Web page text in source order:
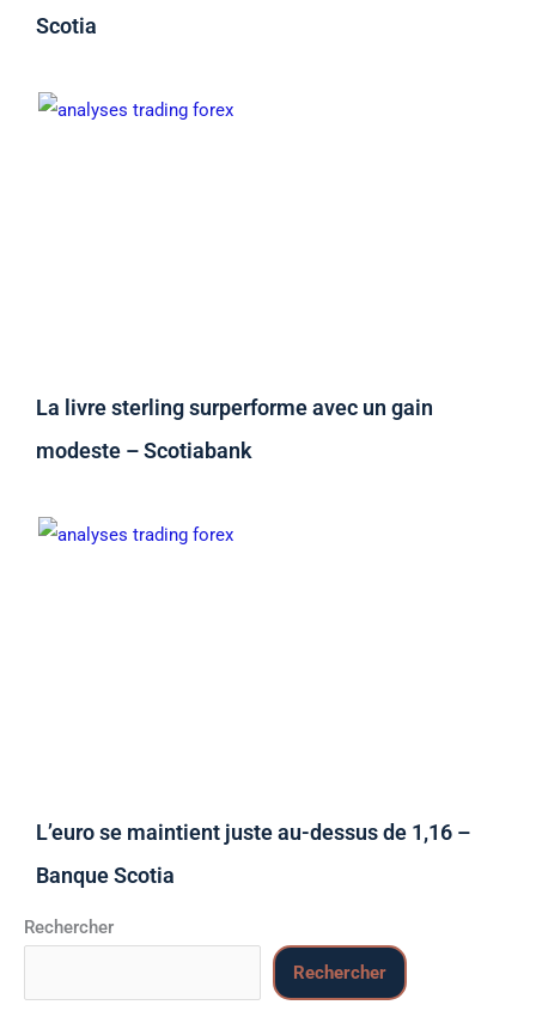
Scotia
La livre sterling surperforme avec un gain
modeste – Scotiabank
L’euro se maintient juste au-dessus de 1,16 –
Banque Scotia
Rechercher
Rechercher